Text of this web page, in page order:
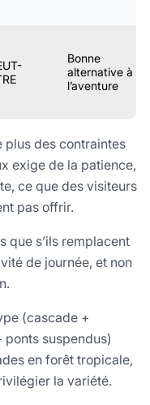
Bonne
alternative à
l’aventure
plus des contraintes
exige de la patience,
ce que des visiteurs
pas offrir.
que s’ils remplacent
de journée, et non
(cascade +
ponts suspendus)
en forêt tropicale,
la variété.